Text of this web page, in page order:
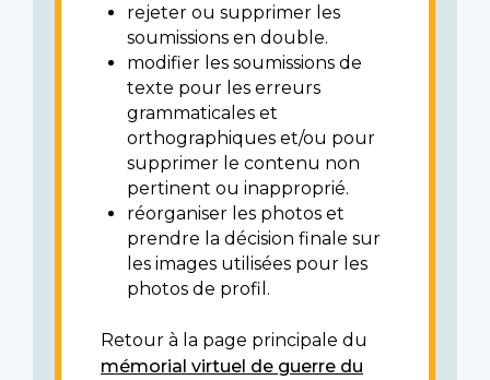
rejeter ou supprimer les
soumissions en double.
modifier les soumissions de
texte pour les erreurs
grammaticales et
orthographiques et/ou pour
supprimer le contenu non
pertinent ou inapproprié.
réorganiser les photos et
prendre la décision finale sur
les images utilisées pour les
photos de profil.
Retour à la page principale du
mémorial virtuel de guerre du